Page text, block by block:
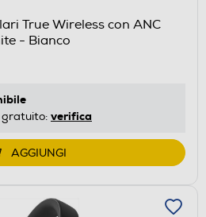
True Wireless con ANC
- Bianco
gratuito: verifica
AGGIUNGI